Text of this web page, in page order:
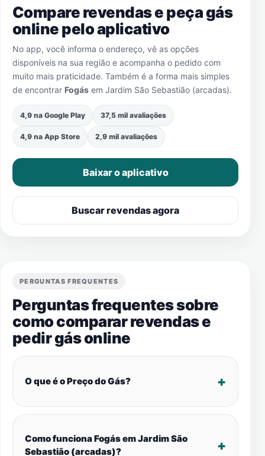
Compare revendas e peça gás
online pelo aplicativo
No app, você informa o endereço, vê as opções
disponíveis na sua região e acompanha o pedido com
muito mais praticidade. Também é a forma mais simples
de encontrar Fogás em Jardim São Sebastião (arcadas).
4,9 na Google Play 37,5 mil avaliações
4,9 na App Store 2,9 mil avaliações
Baixar o aplicativo
Buscar revendas agora
PERGUNTAS FREQUENTES
Perguntas frequentes sobre
como comparar revendas e
pedir gás online
O que é o Preço do Gás?
Como funciona Fogás em Jardim São
Sebastião (arcadas)?